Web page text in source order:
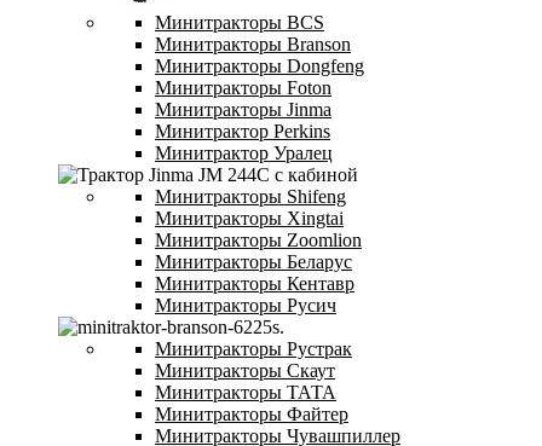
Минитракторы BCS
Минитракторы Branson
Минитракторы Dongfeng
Минитракторы Foton
Минитракторы Jinma
Минитрактор Perkins
Минитрактор Уралец
Минитракторы Shifeng
Минитракторы Xingtai
Минитракторы Zoomlion
Минитракторы Беларус
Минитракторы Кентавр
Минитракторы Русич
Минитракторы Рустрак
Минитракторы Скаут
Минитракторы ТАТА
Минитракторы Файтер
Минитракторы Чувашпиллер